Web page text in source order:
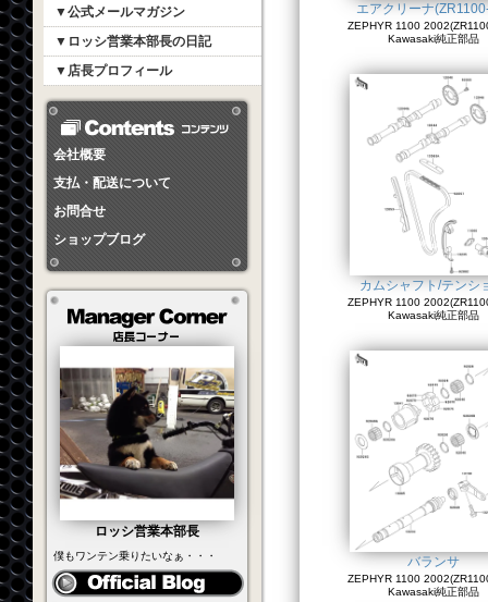
▼公式メールマガジン
▼ロッシ営業本部長の日記
▼店長プロフィール
会社概要
支払・配送について
お問合せ
ショップブログ
ロッシ営業本部長
僕もワンテン乗りたいなぁ・・・
エアクリーナ
ZEPHYR 1100
Kawasaki純正部品
カムシャフト/テンシ
ZEPHYR 1100
Kawasaki純正部品
バランサ
ZEPHYR 1100
Kawasaki純正部品